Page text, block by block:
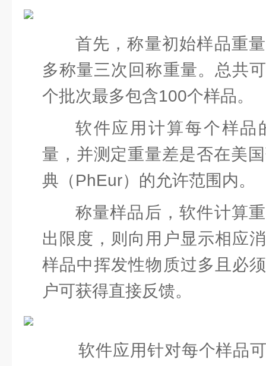
首先，称量初始样品重
多称量三次回称重量。总共
个批次最多包含100个样品。
软件应用计算每个样品
量，并测定重量差是否在美
典（PhEur）的允许范围内。
称量样品后，软件计算
出限度，则向用户显示相应
样品中挥发性物质过多且必
户可获得直接反馈。
软件应用针对每个样品